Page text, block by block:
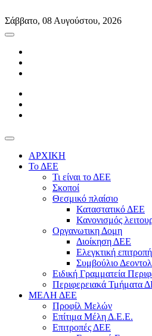
to
content
Σάββατο, 08 Αυγούστου, 2026
ΑΡΧΙΚΗ
Το ΔΕΕ
Τι είναι το ΔΕΕ
Σκοποί
Θεσμικό πλαίσιο
Καταστατικό ΔΕΕ
Κανονισμός
Οργανωτικη Δομη
Διοίκηση ΔΕΕ
Ελεγκτική
Συμβούλιο
Ειδική Γραμματεία
Περιφερειακά Τμήματα
ΜΕΛΗ ΔΕΕ
Προφίλ Μελών
Επίτιμα Mέλη Δ.Ε.Ε.
Επιτροπές ΔΕΕ